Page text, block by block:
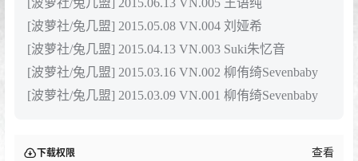
[波萝社/兔几盟] 2015.06.13 VN.005 王语纯
[波萝社/兔几盟] 2015.05.08 VN.004 刘娅希
[波萝社/兔几盟] 2015.04.13 VN.003 Suki朱忆音
[波萝社/兔几盟] 2015.03.16 VN.002 柳侑绮Sevenbaby
[波萝社/兔几盟] 2015.03.09 VN.001 柳侑绮Sevenbaby
下载权限 查看